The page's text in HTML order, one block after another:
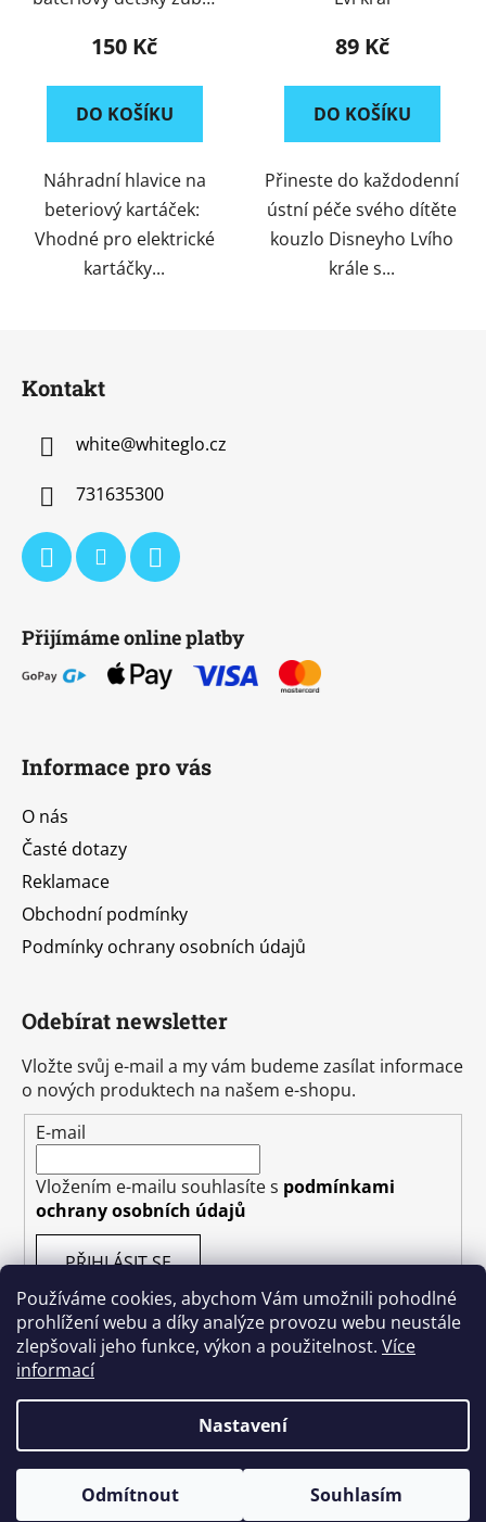
Používáme cookies, abychom Vám umožnili pohodlné
prohlížení webu a díky analýze provozu webu neustále
zlepšovali jeho funkce, výkon a použitelnost. Více
informací
Nastavení
Odmítnout Souhlasím
150 Kč
DO KOŠÍKU
Náhradní hlavice na
beteriový kartáček:
Vhodné pro elektrické
kartáčky...
89 Kč
DO KOŠÍKU
Přineste do každodenní
ústní péče svého dítěte
kouzlo Disneyho Lvího
krále s...
Kontakt
white@whiteglo.cz
731635300
Přijímáme online platby
Informace pro vás
O nás
Časté dotazy
Reklamace
Obchodní podmínky
Podmínky ochrany osobních údajů
Odebírat newsletter
Vložte svůj e-mail a my vám budeme zasílat informace
o nových produktech na našem e-shopu.
E-mail
Vložením e-mailu souhlasíte s podmínkami
ochrany osobních údajů
PŘIHLÁSIT SE
Vytvořil Shoptet
Copyright 2026Kakishop.cz. Všechna práva
vyhrazena.